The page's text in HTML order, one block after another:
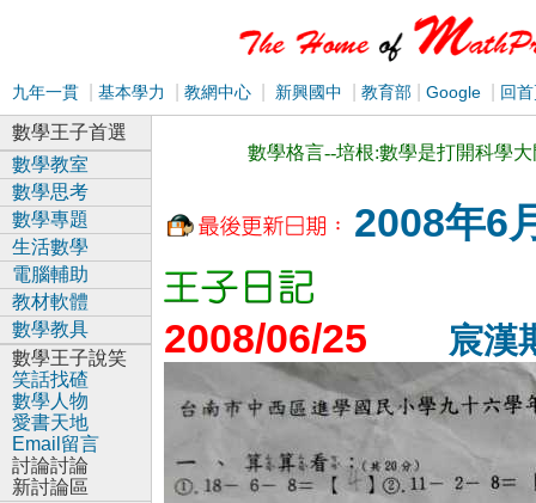
九年一貫 基本學力 教網中心 新興國中 教育部 Google 回
數學格言--培根:數學是打開科學
2008年6
2008/06/25 宸漢
數學王子首選
數學教室
數學思考
數學專題
生活數學
電腦輔助
教材軟體
數學教具
數學王子說笑
笑話找碴
數學人物
愛書天地
Email留言
討論討論
新討論區